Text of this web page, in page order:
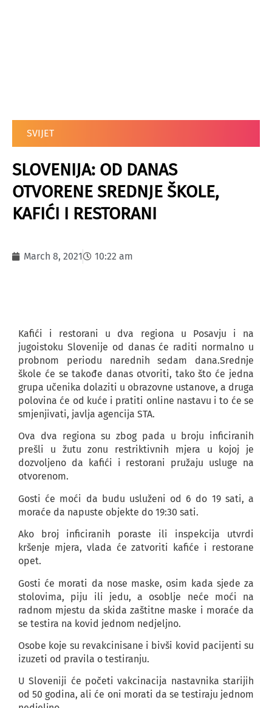
SVIJET
SLOVENIJA: OD DANAS
OTVORENE SREDNJE ŠKOLE,
KAFIĆI I RESTORANI
March 8, 2021 10:22 am
Kafići i restorani u dva regiona u Posavju i na
jugoistoku Slovenije od danas će raditi normalno u
probnom periodu narednih sedam dana.Srednje
škole će se takođe danas otvoriti, tako što će jedna
grupa učenika dolaziti u obrazovne ustanove, a druga
polovina će od kuće i pratiti online nastavu i to će se
smjenjivati, javlja agencija STA.
Ova dva regiona su zbog pada u broju inficiranih
prešli u žutu zonu restriktivnih mjera u kojoj je
dozvoljeno da kafići i restorani pružaju usluge na
otvorenom.
Gosti će moći da budu usluženi od 6 do 19 sati, a
moraće da napuste objekte do 19:30 sati.
Ako broj inficiranih poraste ili inspekcija utvrdi
kršenje mjera, vlada će zatvoriti kafiće i restorane
opet.
Gosti će morati da nose maske, osim kada sjede za
stolovima, piju ili jedu, a osoblje neće moći na
radnom mjestu da skida zaštitne maske i moraće da
se testira na kovid jednom nedjeljno.
Osobe koje su revakcinisane i bivši kovid pacijenti su
izuzeti od pravila o testiranju.
U Sloveniji će početi vakcinacija nastavnika starijih
od 50 godina, ali će oni morati da se testiraju jednom